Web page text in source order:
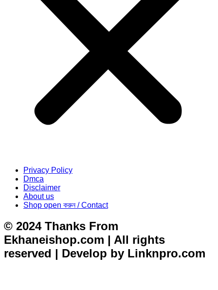
Privacy Policy
Dmca
Disclaimer
About us
Shop open করুন / Contact
© 2024 Thanks From
Ekhaneishop.com | All rights
reserved | Develop by Linknpro.com